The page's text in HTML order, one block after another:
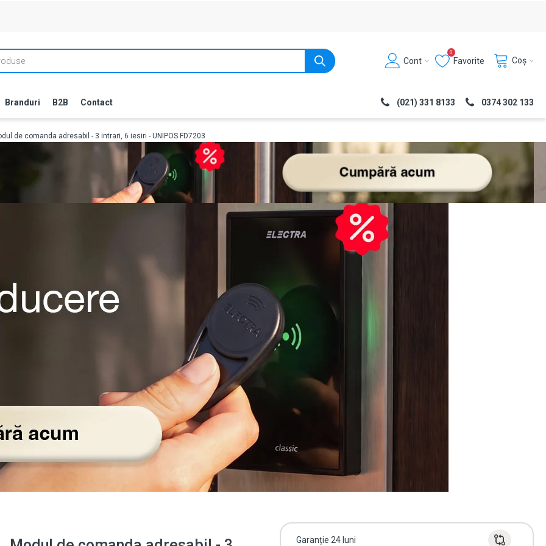
Cont
0
Favorite Coș
Branduri B2B Contact (021) 331 8133 0374 302 133
de comanda adresabil - 3 intrari, 6 iesiri - UNIPOS FD7203
Garanție 24 luni